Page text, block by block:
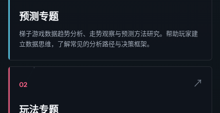
预测专题
梯子游戏数据趋势分析、走势观察与预测方法研究。帮助玩家建
立数据思维，了解常见的分析路径与决策框架。
02 ↗
玩法专题